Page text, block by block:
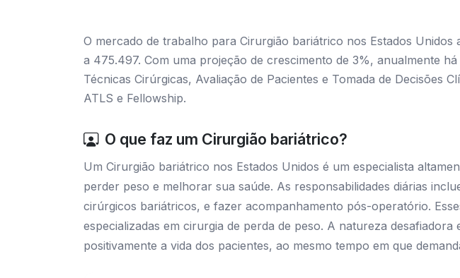
O mercado de trabalho para Cirurgião bariátrico nos Estados
a 475.497. Com uma projeção de crescimento de 3%, anualmente
Técnicas Cirúrgicas, Avaliação de Pacientes e Tomada de Decisões
ATLS e Fellowship.
O que faz um Cirurgião bariátrico?
Um Cirurgião bariátrico nos Estados Unidos é um especialista
perder peso e melhorar sua saúde. As responsabilidades diárias
cirúrgicos bariátricos, e fazer acompanhamento pós-operatório.
especializadas em cirurgia de perda de peso. A natureza
positivamente a vida dos pacientes, ao mesmo tempo em que